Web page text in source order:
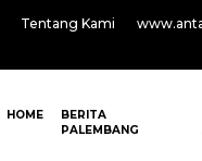
Tentang Kami
HOME
BERITA
PALEMBANG